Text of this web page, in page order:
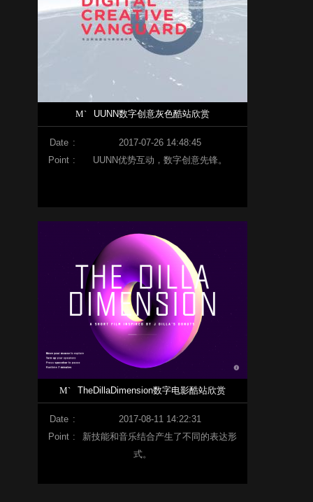
M` UUNN数字创意灰色酷站欣赏
Date :
2017-07-26 14:48:45
Point : UUNN优势互动，数字创意先锋。
M` TheDillaDimension数字电影酷站欣赏
Date :
2017-08-11 14:22:31
Point :
新技能和音乐结合产生了不同的表达形
式。